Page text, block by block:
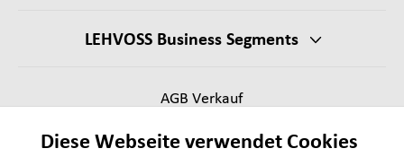
LEHVOSS Business Segments
AGB Verkauf
Impressum
Diese Webseite verwendet Cookies